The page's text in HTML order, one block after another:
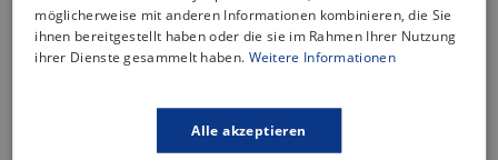
Dichtungsmatte- dient als zusätzlicher Schutz des
Untergrundes gegen das Mikro-Eindringen von Feuchtigkeit
und bildet eine Abdichtungsschicht.
dank Regulierungsmöglichkeiten.
möglicherweise mit anderen Informationen kombinieren, die Sie
ihnen bereitgestellt haben oder die sie im Rahmen Ihrer Nutzung
ihrer Dienste gesammelt haben. Weitere Informationen
Alle akzeptieren